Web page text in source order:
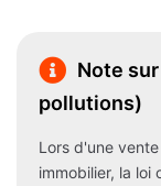
Note
pollutions)
Lors d'une
immobilier, la loi